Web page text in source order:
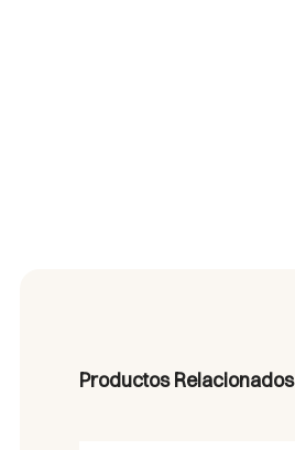
Productos Relacionados